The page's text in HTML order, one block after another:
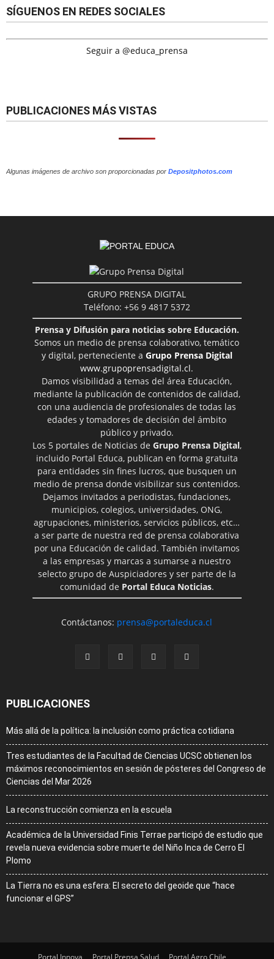
SÍGUENOS EN REDES SOCIALES
Seguir a @educa_prensa
PUBLICACIONES MÁS VISTAS
Algunas imágenes de archivo son proporcionadas por Depositphotos.com
GRUPO PRENSA DIGITAL
Teléfono: +56 9 4817 5372
Prensa y Difusión para noticias sobre Educación.
Somos un medio de prensa colaborativo, temático
y digital, perteneciente a Grupo Prensa Digital
www.grupoprensadigital.cl.
Damos visibilidad a temas del área Educación,
mediante la publicación de contenidos de calidad,
con una audiencia de profesionales de todas las
edades y tomadores de decisión del ámbito
público y privado.
Los 5 portales de Noticias de Grupo Prensa Digital,
incluido Portal Educa, publican en forma gratuita
para entidades sin fines lucros, que busquen un
medio de prensa donde visibilizar sus contenidos.
Dejamos invitados a periodistas, fundaciones,
municipios, colegios, universidades, ONG,
agrupaciones, ministerios, servicios públicos, etc…
a ser parte de nuestra red de prensa colaborativa
por una Educación de calidad. También invitamos
a las empresas y marcas a sumarse a nuestro
selecto grupo de Auspiciadores y ser parte de la
comunidad de Portal Educa Noticias.
Contáctanos: prensa@portaleduca.cl
PUBLICACIONES
Más allá de la política: la inclusión como práctica cotidiana
Tres estudiantes de la Facultad de Ciencias UCSC obtienen los
máximos reconocimientos en sesión de pósteres del Congreso de
Ciencias del Mar 2026
La reconstrucción comienza en la escuela
Académica de la Universidad Finis Terrae participó de estudio que
revela nueva evidencia sobre muerte del Niño Inca de Cerro El
Plomo
La Tierra no es una esfera: El secreto del geoide que “hace
funcionar el GPS”